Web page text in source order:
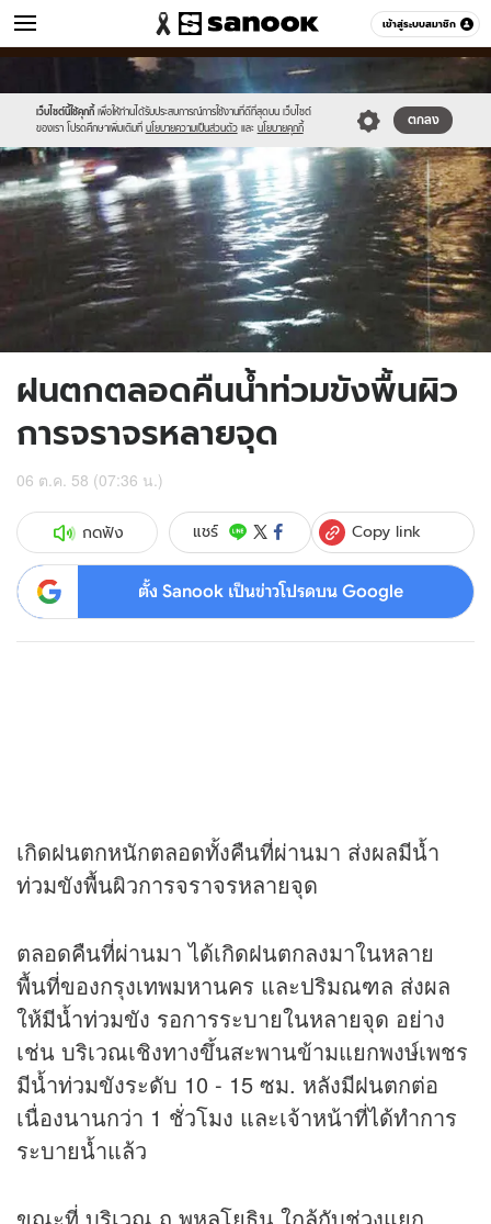
เข้าสู่ระบบสมาชิก
ข่าว หมวดอื่นๆ
เว็บไซต์นี้ใช้คุกกี้ เพื่อให้ท่านได้รับประสบการณ์การใช้งานที่ดีที่สุดบน เว็บไซต์
ของเรา โปรดศึกษาเพิ่มเติมที่ นโยบายความเป็นส่วนตัว และ นโยบายคุกกี้
ตกลง
//s.isanook.com/sr/0/images/logo-
new-
sanook.png
//s.isanook.com/ns/0/ud/375/1877250/650442-
01.jpg
ฝนตกตลอดคืนน้ำท่วมขังพื้นผิว
การจราจรหลายจุด
06 ต.ค. 58 (07:36 น.)
กดฟัง แชร์ Copy link
ตั้ง Sanook เป็นข่าวโปรดบน Google
เกิดฝนตกหนักตลอดทั้งคืนที่ผ่านมา ส่งผลมีน้ำ
ท่วมขังพื้นผิวการจราจรหลายจุด
ตลอดคืนที่ผ่านมา ได้เกิดฝนตกลงมาในหลาย
พื้นที่ของกรุงเทพมหานคร และปริมณฑล ส่งผล
ให้มีน้ำท่วมขัง รอการระบายในหลายจุด อย่าง
เช่น บริเวณเชิงทางขึ้นสะพานข้ามแยกพงษ์เพชร
มีน้ำท่วมขังระดับ 10 - 15 ซม. หลังมีฝนตกต่อ
เนื่องนานกว่า 1 ชั่วโมง และเจ้าหน้าที่ได้ทำการ
ระบายน้ำแล้ว